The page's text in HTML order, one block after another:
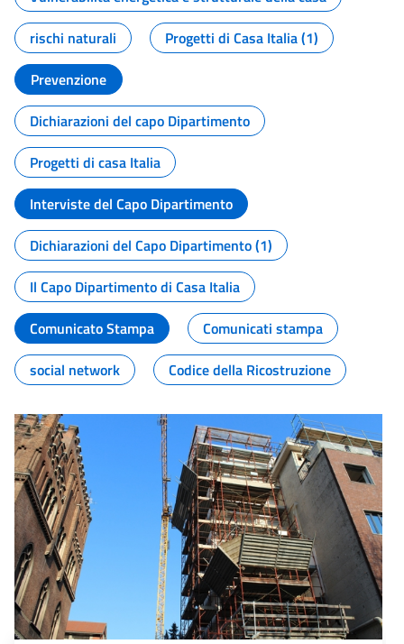
rischi naturali
Progetti di Casa Italia (1)
Prevenzione
Dichiarazioni del capo Dipartimento
Progetti di casa Italia
Interviste del Capo Dipartimento
Dichiarazioni del Capo Dipartimento (1)
Il Capo Dipartimento di Casa Italia
Comunicato Stampa
Comunicati stampa
social network
Codice della Ricostruzione